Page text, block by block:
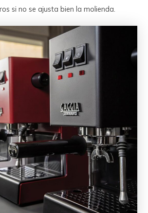
si no se ajusta bien la molienda.